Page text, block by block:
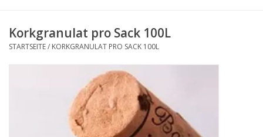
Korkgranulat pro Sack 100L
STARTSEITE/ KORKGRANULAT PRO SACK 100L